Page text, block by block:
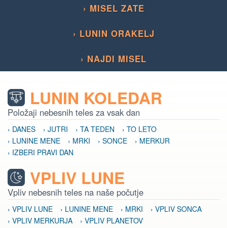
› MISEL ZATE
› LUNIN ORAKELJ
› NAJDI MISEL
LUNIN KOLEDAR
Položaji nebesnih teles za vsak dan
› DANES › JUTRI › TA TEDEN
› TO LETO
› LUNINE MENE
› MRKI › SONCE
› MERKUR
› IZBERI PRAVI DAN
VPLIV LUNE
Vpliv nebesnih teles na naše počutje
› VPLIV LUNE › LUNINE MENE › MRKI
› VPLIV SONCA
› VPLIV MERKURJA
› VPLIV PLANETOV